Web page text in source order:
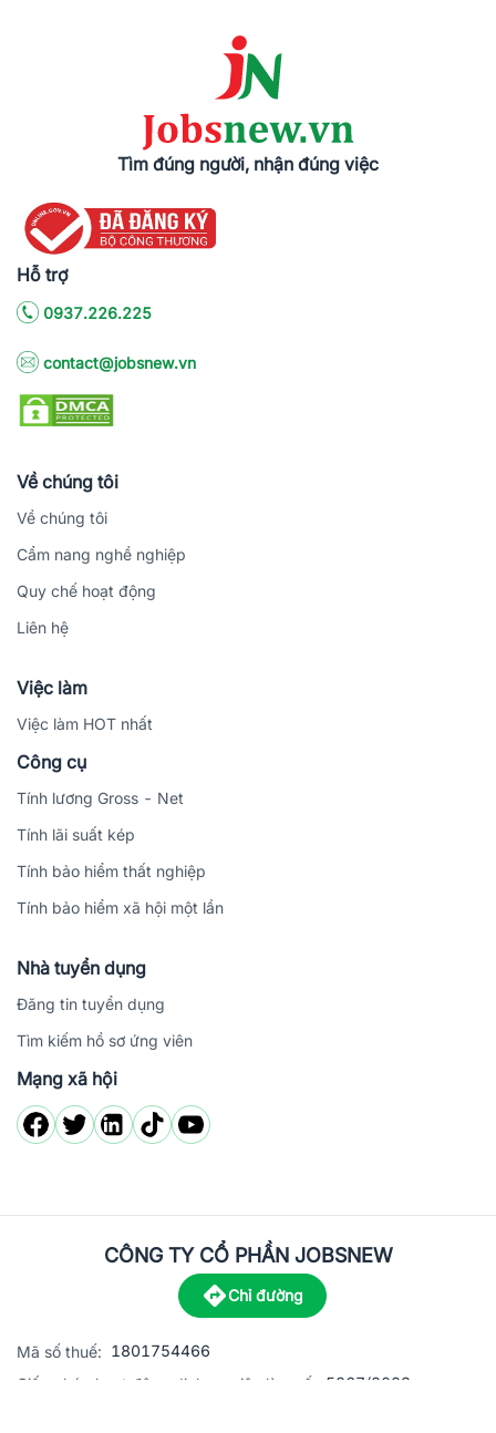
Tìm đúng người, nhận đúng việc
Hỗ trợ
0937.226.225
contact@jobsnew.vn
Về chúng tôi
Về chúng tôi
Cẩm nang nghề nghiệp
Quy chế hoạt động
Liên hệ
Việc làm
Việc làm HOT nhất
Công cụ
Tính lương Gross - Net
Tính lãi suất kép
Tính bảo hiểm thất nghiệp
Tính bảo hiểm xã hội một lần
Nhà tuyển dụng
Đăng tin tuyển dụng
Tìm kiếm hồ sơ ứng viên
Mạng xã hội
CÔNG TY CỔ PHẦN JOBSNEW
Chỉ đường
Mã số thuế: 1801754466
Giấy phép hoạt động dịch vụ việc làm số:
5867/2023